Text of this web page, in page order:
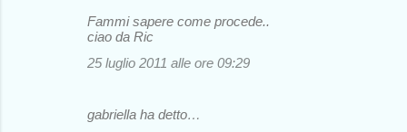
Fammi sapere come procede..
ciao da Ric
25 luglio 2011 alle ore 09:29
gabriella ha detto…